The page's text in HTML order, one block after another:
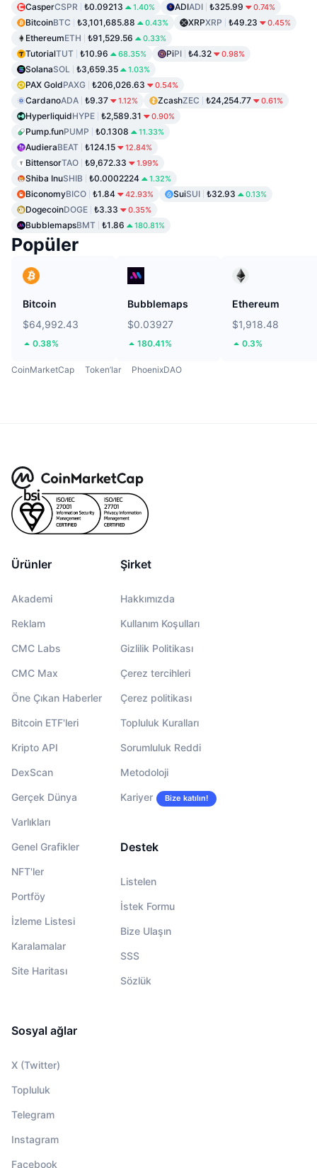
CasperCSPR ₺0.09213 1.40% ADIADI ₺325.99 0.74%
BitcoinBTC ₺3,101,685.88 0.43% XRPXRP ₺49.23 0.45%
EthereumETH ₺91,529.56 0.33%
TutorialTUT ₺10.96 68.35% PiPI ₺4.32 0.98%
SolanaSOL ₺3,659.35 1.03%
PAX GoldPAXG ₺206,026.63 0.54%
CardanoADA ₺9.37 1.12% ZcashZEC ₺24,254.77 0.61%
HyperliquidHYPE ₺2,589.31 0.90%
Pump.funPUMP ₺0.1308 11.33%
AudieraBEAT ₺124.15 12.84%
BittensorTAO ₺9,672.33 1.99%
Shiba InuSHIB ₺0.0002224 1.32%
BiconomyBICO ₺1.84 42.93% SuiSUI ₺32.93 0.13%
DogecoinDOGE ₺3.33 0.35%
BubblemapsBMT ₺1.86 180.81%
Popüler
Bitcoin
$64,992.43
0.38%
Bubblemaps
$0.03927
180.41%
Ethereum
$1,918.48
0.3%
CoinMarketCap Token’lar PhoenixDAO
Ürünler
Akademi
Reklam
CMC Labs
CMC Max
Öne Çıkan Haberler
Bitcoin ETF'leri
Kripto API
DexScan
Gerçek Dünya
Varlıkları
Genel Grafikler
NFT'ler
Portföy
İzleme Listesi
Karalamalar
Site Haritası
Şirket
Hakkımızda
Kullanım Koşulları
Gizlilik Politikası
Çerez tercihleri
Çerez politikası
Topluluk Kuralları
Sorumluluk Reddi
Metodoloji
Kariyer Bize katılın!
Destek
Listelen
İstek Formu
Bize Ulaşın
SSS
Sözlük
Sosyal ağlar
X (Twitter)
Topluluk
Telegram
Instagram
Facebook